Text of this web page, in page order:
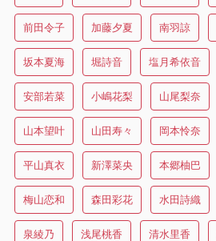
前田令子 加藤夕夏 南羽諒
坂本夏海 堀詩音 塩月希依音
安部若菜 小嶋花梨 山尾梨奈
山本望叶 山田寿々 岡本怜奈
平山真衣 新澤菜央 本郷柚巴
梅山恋和 森田彩花 水田詩織
泉綾乃 浅尾桃香 清水里香